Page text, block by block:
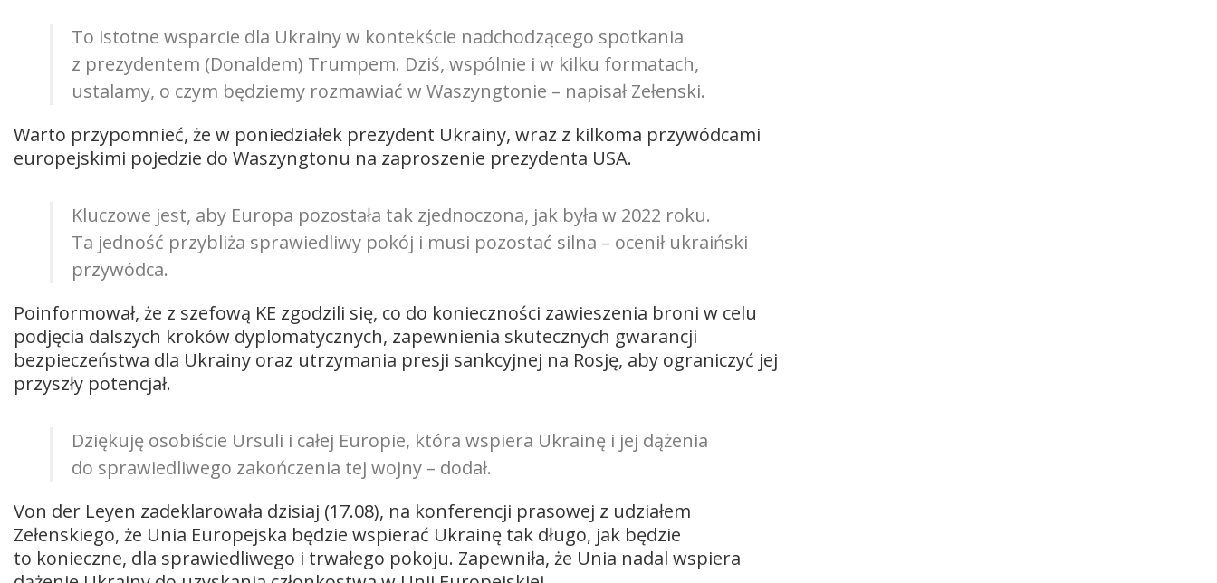
To istotne wsparcie dla Ukrainy w kontekście nadchodzącego spotkania
z prezydentem (Donaldem) Trumpem. Dziś, wspólnie i w kilku formatach,
ustalamy, o czym będziemy rozmawiać w Waszyngtonie – napisał Zełenski.
Warto przypomnieć, że w poniedziałek prezydent Ukrainy, wraz z kilkoma przywódcami
europejskimi pojedzie do Waszyngtonu na zaproszenie prezydenta USA.
Kluczowe jest, aby Europa pozostała tak zjednoczona, jak była w 2022 roku.
Ta jedność przybliża sprawiedliwy pokój i musi pozostać silna – ocenił ukraiński
przywódca.
Poinformował, że z szefową KE zgodzili się, co do konieczności zawieszenia broni w celu
podjęcia dalszych kroków dyplomatycznych, zapewnienia skutecznych gwarancji
bezpieczeństwa dla Ukrainy oraz utrzymania presji sankcyjnej na Rosję, aby ograniczyć jej
przyszły potencjał.
Dziękuję osobiście Ursuli i całej Europie, która wspiera Ukrainę i jej dążenia
do sprawiedliwego zakończenia tej wojny – dodał.
Von der Leyen zadeklarowała dzisiaj (17.08), na konferencji prasowej z udziałem
Zełenskiego, że Unia Europejska będzie wspierać Ukrainę tak długo, jak będzie
to konieczne, dla sprawiedliwego i trwałego pokoju. Zapewniła, że Unia nadal wspiera